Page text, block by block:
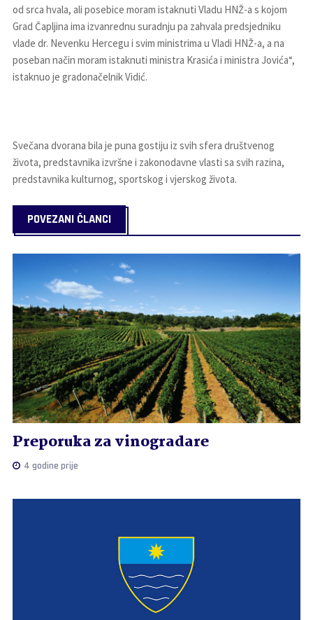
od srca hvala, ali posebice moram istaknuti Vladu HNŽ-a s kojom
Grad Čapljina ima izvanrednu suradnju pa zahvala predsjedniku
vlade dr. Nevenku Hercegu i svim ministrima u Vladi HNŽ-a, a na
poseban način moram istaknuti ministra Krasića i ministra Jovića“,
istaknuo je gradonačelnik Vidić.
Svečana dvorana bila je puna gostiju iz svih sfera društvenog
života, predstavnika izvršne i zakonodavne vlasti sa svih razina,
predstavnika kulturnog, sportskog i vjerskog života.
POVEZANI ČLANCI
Preporuka za vinogradare
4 godine prije